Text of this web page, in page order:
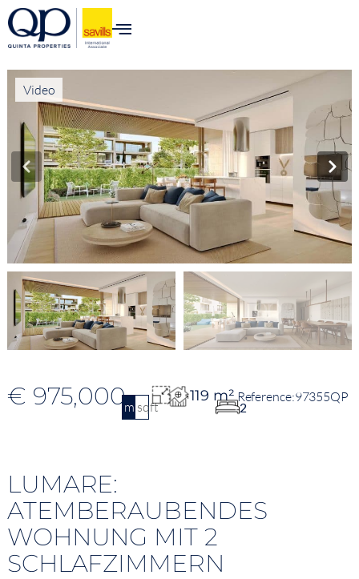
Video
€ 975,000m2sqft
119 m²
2
97355QP
LUMARE:
ATEMBERAUBENDES
WOHNUNG MIT 2
SCHLAFZIMMERN